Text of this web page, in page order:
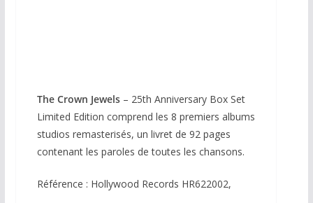
The Crown Jewels– 25th Anniversary Box Set
Limited Edition comprend les 8 premiers albums
studios remasterisés, un livret de 92 pages
contenant les paroles de toutes les chansons.
Référence : Hollywood Records HR622002,